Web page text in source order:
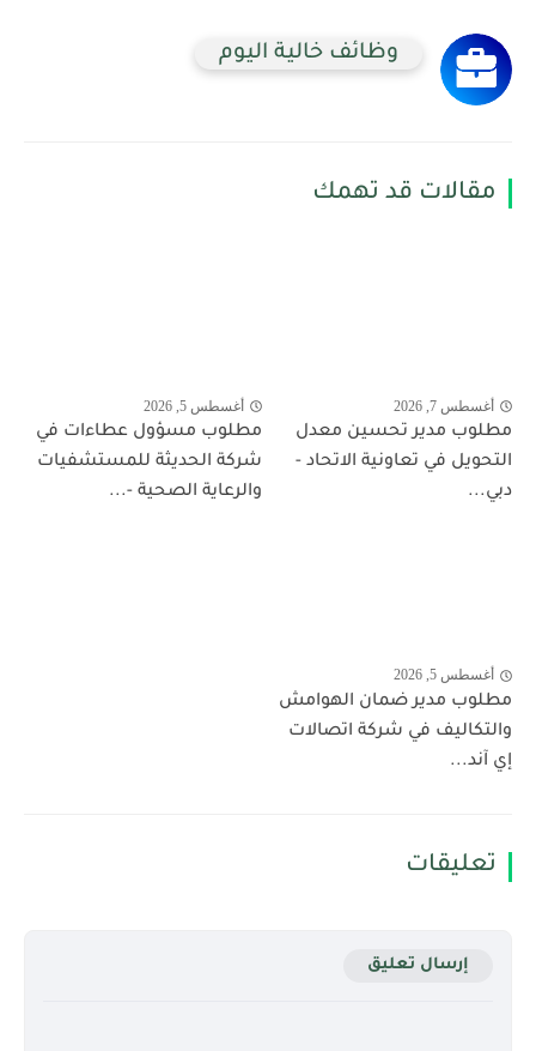
وظائف خالية اليوم
مقالات قد تهمك
أغسطس 7, 2026
مطلوب مدير تحسين معدل
التحويل في تعاونية الاتحاد -
دبي...
أغسطس 5, 2026
مطلوب مسؤول عطاءات في
شركة الحديثة للمستشفيات
والرعاية الصحية -...
أغسطس 5, 2026
مطلوب مدير ضمان الهوامش
والتكاليف في شركة اتصالات
إي آند...
تعليقات
إرسال تعليق